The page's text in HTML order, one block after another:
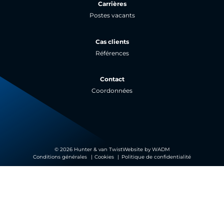
Carrières
Postes vacants
Cas clients
Références
Contact
Coordonnées
© 2026 Hunter & van TwistWebsite byWADM
Conditions générales
Cookies Politique de confidentialité